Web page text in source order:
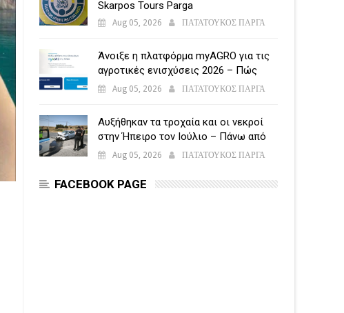
Skarpos Tours Parga
Aug 05, 2026 ΠΑΤΑΤΟΥΚΟΣ ΠΑΡΓΑ
Άνοιξε η πλατφόρμα myAGRO για τις
αγροτικές ενισχύσεις 2026 – Πώς
υποβάλλεται η Ενιαία Αίτηση
Aug 05, 2026 ΠΑΤΑΤΟΥΚΟΣ ΠΑΡΓΑ
Αυξήθηκαν τα τροχαία και οι νεκροί
στην Ήπειρο τον Ιούλιο – Πάνω από
5.500 παραβάσεις
Aug 05, 2026 ΠΑΤΑΤΟΥΚΟΣ ΠΑΡΓΑ
FACEBOOK PAGE